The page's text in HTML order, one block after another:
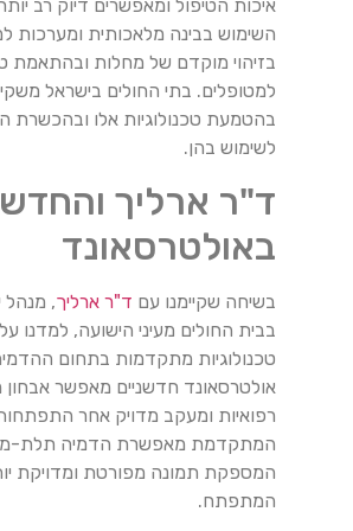
איכות הטיפול ומאפשרים דיוק רב
השימוש בבינה מלאכותית ומערכות
בזיהוי מוקדם של מחלות ובהתאמת
למטופלים. בתי החולים בישראל
בהטמעת טכנולוגיות אלו ובהכשרת
לשימוש בהן.
ד"ר ארליך
באולטרסאונד
בשיחה שקיימנו עם ד"ר ארליך, מנהל
בבית החולים מעיני הישועה, למדנו
טכנולוגיות מתקדמות בתחום
אולטרסאונד חדשניים מאפשר
רפואיות ומעקב מדויק אחר
המתקדמת מאפשרת הדמיה תלת-
המספקת תמונה מפורטת ומדויקת
המתפתח.